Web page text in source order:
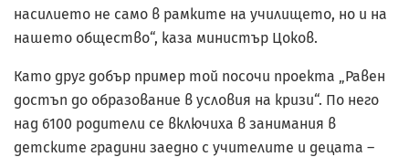
насилието не само в рамките на училището, но и на
нашето общество“, каза министър Цоков.
Като друг добър пример той посочи проекта „Равен
достъп до образование в условия на кризи“. По него
над 6100 родители се включиха в занимания в
детските градини заедно с учителите и децата –